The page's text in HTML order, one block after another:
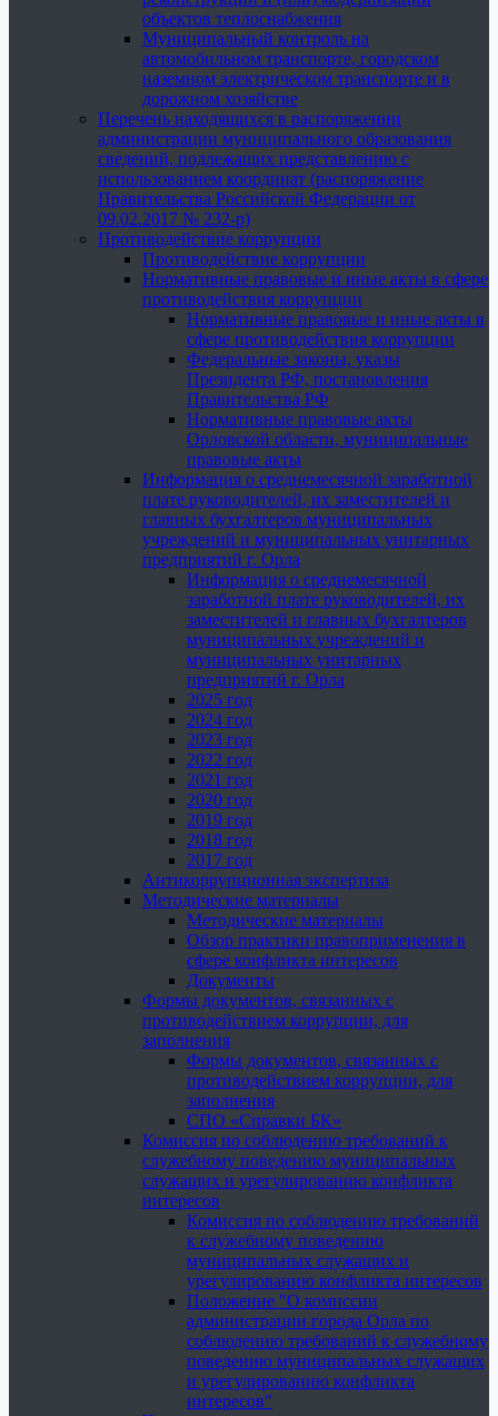
объектов теплоснабжения
Муниципальный контроль на
автомобильном транспорте, городском
наземном электрическом транспорте и в
дорожном хозяйстве
Перечень находящихся в распоряжении
администрации муниципального образования
сведений, подлежащих представлению с
использованием координат (распоряжение
Правительства Российской Федерации от
09.02.2017 № 232-р)
Противодействие коррупции
Противодействие коррупции
Нормативные правовые и иные акты в сфере
противодействия коррупции
Нормативные правовые и иные акты в
сфере противодействия коррупции
Федеральные законы, указы
Президента РФ, постановления
Правительства РФ
Нормативные правовые акты
Орловской области, муниципальные
правовые акты
Информация о среднемесячной заработной
плате руководителей, их заместителей и
главных бухгалтеров муниципальных
учреждений и муниципальных унитарных
предприятий г. Орла
Информация о среднемесячной
заработной плате руководителей, их
заместителей и главных бухгалтеров
муниципальных учреждений и
муниципальных унитарных
предприятий г. Орла
2025 год
2024 год
2023 год
2022 год
2021 год
2020 год
2019 год
2018 год
2017 год
Антикоррупционная экспертиза
Методические материалы
Методические материалы
Обзор практики правоприменения в
сфере конфликта интересов
Документы
Формы документов, связанных с
противодействием коррупции, для
заполнения
Формы документов, связанных с
противодействием коррупции, для
заполнения
СПО «Справки БК»
Комиссия по соблюдению требований к
служебному поведению муниципальных
служащих и урегулированию конфликта
интересов
Комиссия по соблюдению требований
к служебному поведению
муниципальных служащих и
урегулированию конфликта интересов
Положение "О комиссии
администрации города Орла по
соблюдению требований к служебному
поведению муниципальных служащих
и урегулированию конфликта
интересов"